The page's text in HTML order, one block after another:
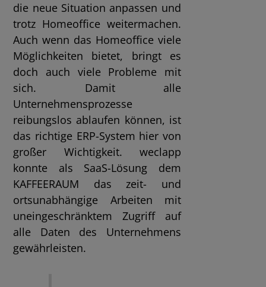
die neue Situation anpassen und
trotz Homeoffice weitermachen.
Auch wenn das Homeoffice viele
Möglichkeiten bietet, bringt es
doch auch viele Probleme mit
sich. Damit alle
Unternehmensprozesse
reibungslos ablaufen können, ist
das richtige ERP-System hier von
großer Wichtigkeit. weclapp
konnte als SaaS-Lösung dem
KAFFEERAUM das zeit- und
ortsunabhängige Arbeiten mit
uneingeschränktem Zugriff auf
alle Daten des Unternehmens
gewährleisten.